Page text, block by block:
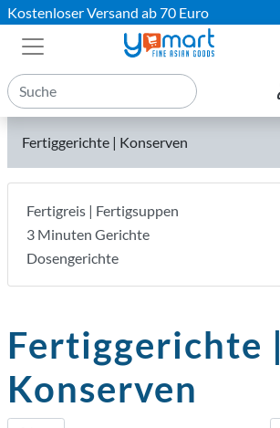
Kostenloser Versand ab 70 Euro
Fertiggerichte | Konserven
Fertigreis | Fertigsuppen
3 Minuten Gerichte
Dosengerichte
Fertiggerichte |
Konserven